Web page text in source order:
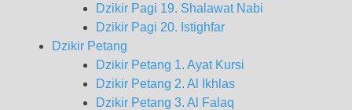
Dzikir Pagi 19. Shalawat Nabi
Dzikir Pagi 20. Istighfar
Dzikir Petang
Dzikir Petang 1. Ayat Kursi
Dzikir Petang 2. Al Ikhlas
Dzikir Petang 3. Al Falaq